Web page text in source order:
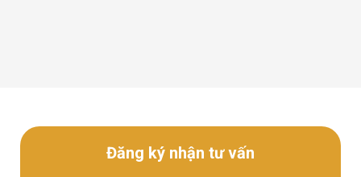
Đăng ký nhận tư vấn